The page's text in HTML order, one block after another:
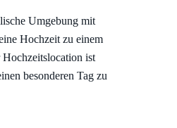
Umgebung mit
Hochzeit zu einem
ist
besonderen Tag zu